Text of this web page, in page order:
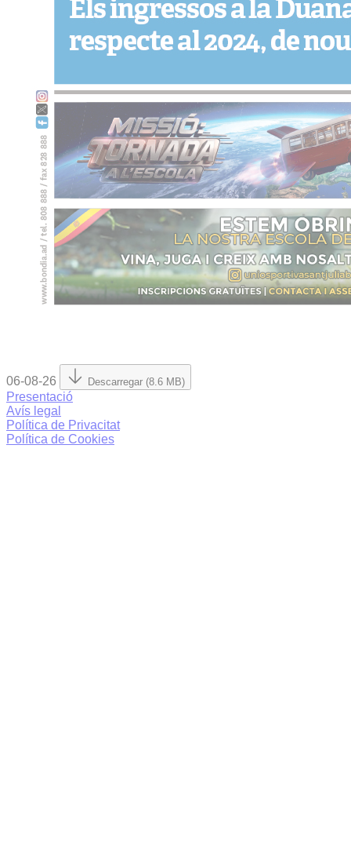
06-08-26 Descarregar (8.6 MB)
Presentació
Avís legal
Política de Privacitat
Política de Cookies